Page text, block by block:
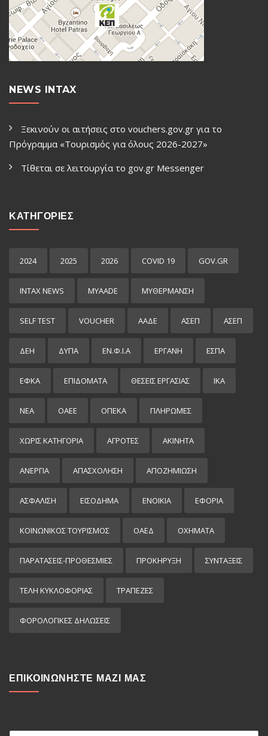
NEWS INTAX
Ξεκινούν οι αιτήσεις στο vouchers.gov.gr για το
Πρόγραμμα «Τουρισμός για όλους 2026-2027»
Τίθεται σε λειτουργία το gov.gr Μessenger
ΚΑΤΗΓΟΡΙΕΣ
2024 2025 2026 COVID 19 GOV.GR
INTAX NEWS MYAADE MYΘΈΡΜΑΝΣΗ
SELF TEST VOUCHER ΑΑΔΕ ΑΣΕΠ ΑΣΕΠ
ΔΕΗ ΔΥΠΑ ΕΝ.Φ.Ι.Α ΕΡΓΑΝΗ ΕΣΠΑ
ΕΦΚΑ ΕΠΙΔΌΜΑΤΑ ΘΕΣΕΙΣ ΕΡΓΑΣΙΑΣ ΙΚΑ
ΝΕΑ ΟΑΕΕ ΟΠΕΚΑ ΠΛΗΡΩΜΕΣ
ΧΩΡΊΣ ΚΑΤΗΓΟΡΊΑ ΑΓΡΟΤΕΣ ΑΚΙΝΗΤΑ
ΑΝΕΡΓΙΑ ΑΠΑΣΧΟΛΗΣΗ ΑΠΟΖΗΜΙΩΣΗ
ΑΣΦΑΛΙΣΗ ΕΙΣΌΔΗΜΑ ΕΝΟΙΚΙΑ ΕΦΟΡΙΑ
ΚΟΙΝΩΝΙΚΟΣ ΤΟΥΡΙΣΜΟΣ ΟΑΕΔ ΟΧΗΜΑΤΑ
ΠΑΡΑΤΑΣΕΙΣ-ΠΡΟΘΕΣΜΙΕΣ ΠΡΟΚΉΡΥΞΗ ΣΥΝΤΑΞΕΙΣ
ΤΕΛΗ ΚΥΚΛΟΦΟΡΙΑΣ ΤΡΑΠΕΖΕΣ
ΦΟΡΟΛΟΓΙΚΕΣ ΔΗΛΩΣΕΙΣ
ΕΠΙΚΟΙΝΩΝΗΣΤΕ ΜΑΖΙ ΜΑΣ